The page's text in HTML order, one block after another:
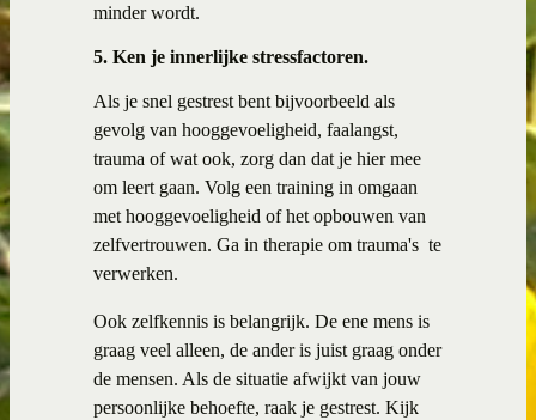
minder wordt.
5. Ken je innerlijke stressfactoren.
Als je snel gestrest bent bijvoorbeeld als
gevolg van hooggevoeligheid, faalangst,
trauma of wat ook, zorg dan dat je hier mee
om leert gaan. Volg een training in omgaan
met hooggevoeligheid of het opbouwen van
zelfvertrouwen. Ga in therapie om trauma's te
verwerken.
Ook zelfkennis is belangrijk. De ene mens is
graag veel alleen, de ander is juist graag onder
de mensen. Als de situatie afwijkt van jouw
persoonlijke behoefte, raak je gestrest. Kijk